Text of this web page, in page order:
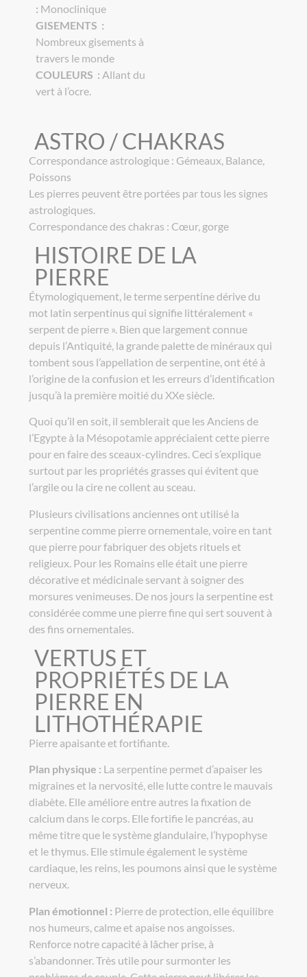
: Monoclinique
GISEMENTS :
Nombreux gisements à
travers le monde
COULEURS : Allant du
vert à l’ocre.
ASTRO / CHAKRAS
Correspondance astrologique : Gémeaux, Balance,
Poissons
Les pierres peuvent être portées par tous les signes
astrologiques.
Correspondance des chakras : Cœur, gorge
HISTOIRE DE LA
PIERRE
Étymologiquement, le terme serpentine dérive du
mot latin serpentinus qui signifie littéralement «
serpent de pierre ». Bien que largement connue
depuis l’Antiquité, la grande palette de minéraux qui
tombent sous l’appellation de serpentine, ont été à
l’origine de la confusion et les erreurs d’identification
jusqu’à la première moitié du XXe siècle.
Quoi qu’il en soit, il semblerait que les Anciens de
l’Egypte à la Mésopotamie appréciaient cette pierre
pour en faire des sceaux-cylindres. Ceci s’explique
surtout par les propriétés grasses qui évitent que
l’argile ou la cire ne collent au sceau.
Plusieurs civilisations anciennes ont utilisé la
serpentine comme pierre ornementale, voire en tant
que pierre pour fabriquer des objets rituels et
religieux. Pour les Romains elle était une pierre
décorative et médicinale servant à soigner des
morsures venimeuses. De nos jours la serpentine est
considérée comme une pierre fine qui sert souvent à
des fins ornementales.
VERTUS ET
PROPRIÉTÉS DE LA
PIERRE EN
LITHOTHÉRAPIE
Pierre apaisante et fortifiante.
Plan physique : La serpentine permet d’apaiser les
migraines et la nervosité, elle lutte contre le mauvais
diabète. Elle améliore entre autres la fixation de
calcium dans le corps. Elle fortifie le pancréas, au
même titre que le système glandulaire, l’hypophyse
et le thymus. Elle stimule également le système
cardiaque, les reins, les poumons ainsi que le système
nerveux.
Plan émotionnel : Pierre de protection, elle équilibre
nos humeurs, calme et apaise nos angoisses.
Renforce notre capacité à lâcher prise, à
s’abandonner. Très utile pour surmonter les